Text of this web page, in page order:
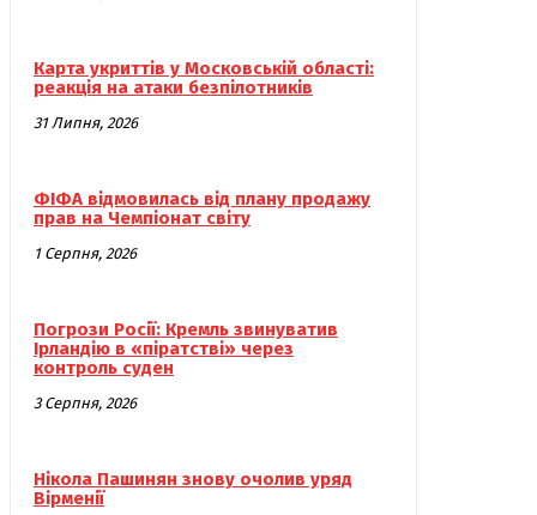
Карта укриттів у Московській області:
реакція на атаки безпілотників
31 Липня, 2026
ФІФА відмовилась від плану продажу
прав на Чемпіонат світу
1 Серпня, 2026
Погрози Росії: Кремль звинуватив
Ірландію в «піратстві» через
контроль суден
3 Серпня, 2026
Нікола Пашинян знову очолив уряд
Вірменії